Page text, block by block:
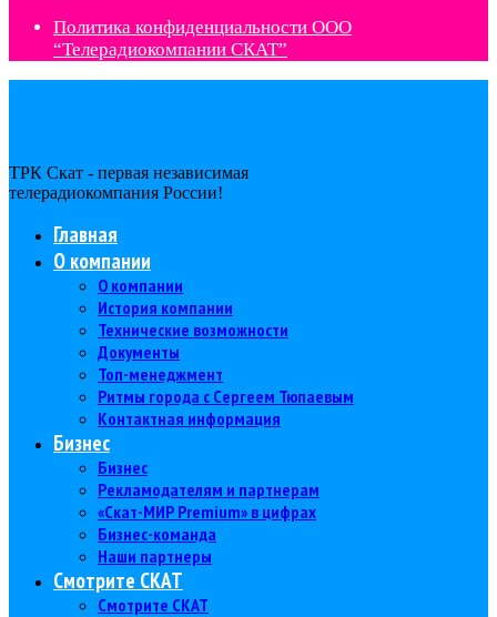
Политика конфиденциальности ООО
“Телерадиокомпании СКАТ”
ТРК Скат - первая независимая
телерадиокомпания Роcсии!
Главная
О компании
О компании
История компании
Технические возможности
Документы
Топ-менеджмент
Ритмы города с Сергеем Тюпаевым
Контактная информация
Бизнес
Бизнес
Рекламодателям и партнерам
«Скат-МИР Premium» в цифрах
Бизнес-команда
Наши партнеры
Смотрите СКАТ
Смотрите СКАТ